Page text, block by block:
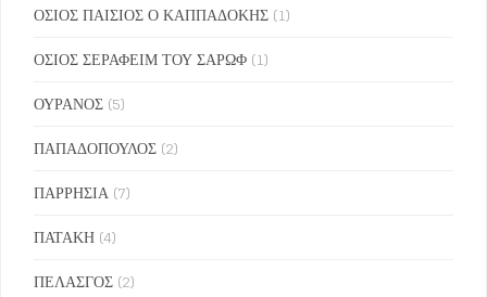
ΟΣΙΟΣ ΠΑΙΣΙΟΣ Ο ΚΑΠΠΑΔΟΚΗΣ (1)
ΟΣΙΟΣ ΣΕΡΑΦΕΙΜ ΤΟΥ ΣΑΡΩΦ (1)
ΟΥΡΑΝΟΣ (5)
ΠΑΠΑΔΟΠΟΥΛΟΣ (2)
ΠΑΡΡΗΣΙΑ (7)
ΠΑΤΑΚΗ (4)
ΠΕΛΑΣΓΟΣ (2)